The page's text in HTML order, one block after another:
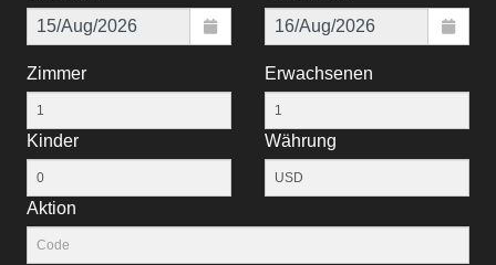
Zimmer Erwachsenen
Kinder Währung
Aktion